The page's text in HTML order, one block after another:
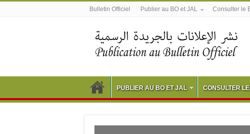
Bulletin Officiel Publier au BO et JAL Consulter le
PUBLIER AU BO ET JAL CONSULTER